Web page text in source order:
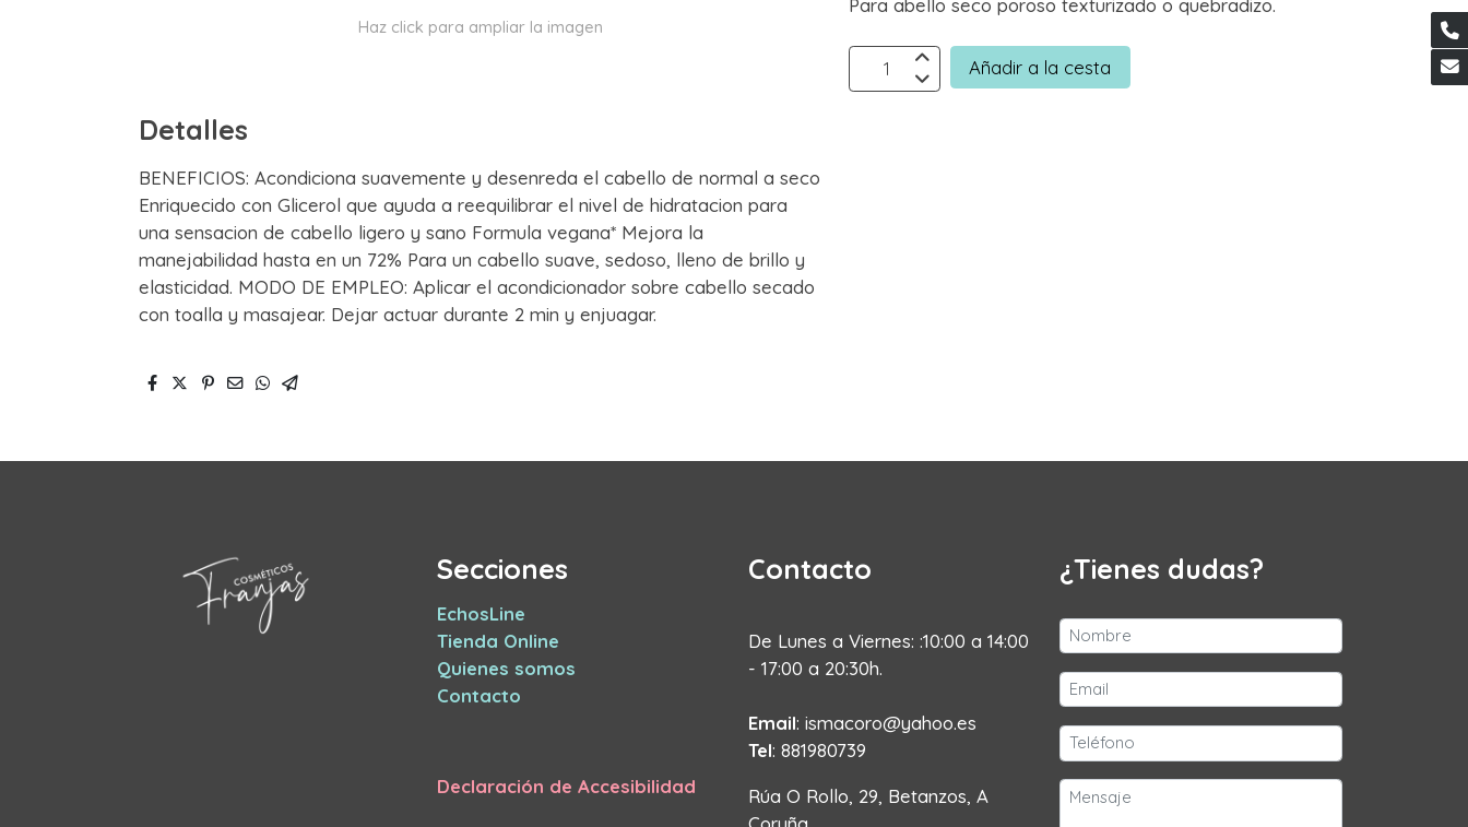
Haz click para ampliar la imagen
Detalles
BENEFICIOS: Acondiciona suavemente y desenreda el cabello de normal a seco
Enriquecido con Glicerol que ayuda a reequilibrar el nivel de hidratacion para
una sensacion de cabello ligero y sano Formula vegana* Mejora la
manejabilidad hasta en un 72% Para un cabello suave, sedoso, lleno de brillo y
elasticidad. MODO DE EMPLEO: Aplicar el acondicionador sobre cabello secado
con toalla y masajear. Dejar actuar durante 2 min y enjuagar.
Añadir a la cesta
Secciones
EchosLine
Tienda Online
Quienes somos
Contacto
Declaración de Accesibilidad
Contacto
De Lunes a Viernes: :10:00 a 14:00
- 17:00 a 20:30h.
Email: ismacoro@yahoo.es
Tel: 881980739
Rúa O Rollo, 29, Betanzos, A
¿Tienes dudas?